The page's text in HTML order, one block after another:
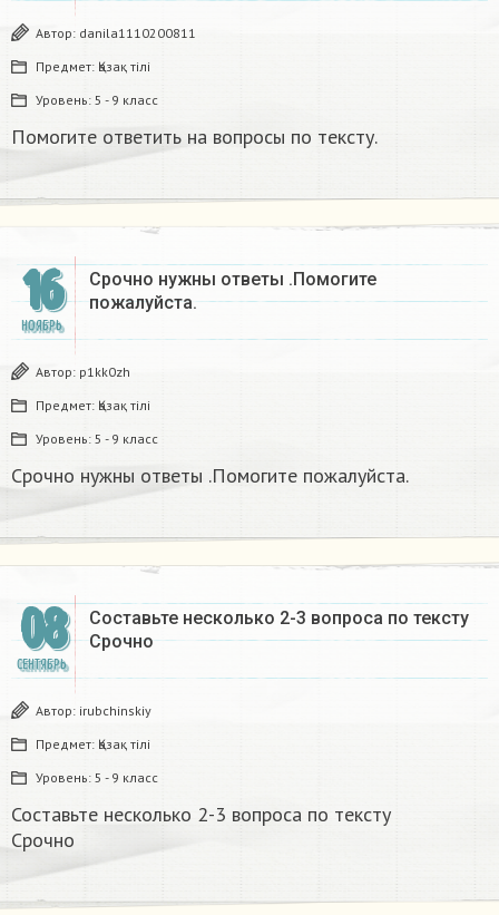
Автор: danila1110200811
Предмет: Қазақ тiлi
Уровень: 5 - 9 класс
Помогите ответить на вопросы по тексту.
16
НОЯБРЬ
Срочно нужны ответы .Помогите
пожалуйста.
Автор: p1kk0zh
Предмет: Қазақ тiлi
Уровень: 5 - 9 класс
Срочно нужны ответы .Помогите пожалуйста.
08
СЕНТЯБРЬ
Составьте несколько 2-3 вопроса по тексту
Срочно​
Автор: irubchinskiy
Предмет: Қазақ тiлi
Уровень: 5 - 9 класс
Составьте несколько 2-3 вопроса по тексту
Срочно​